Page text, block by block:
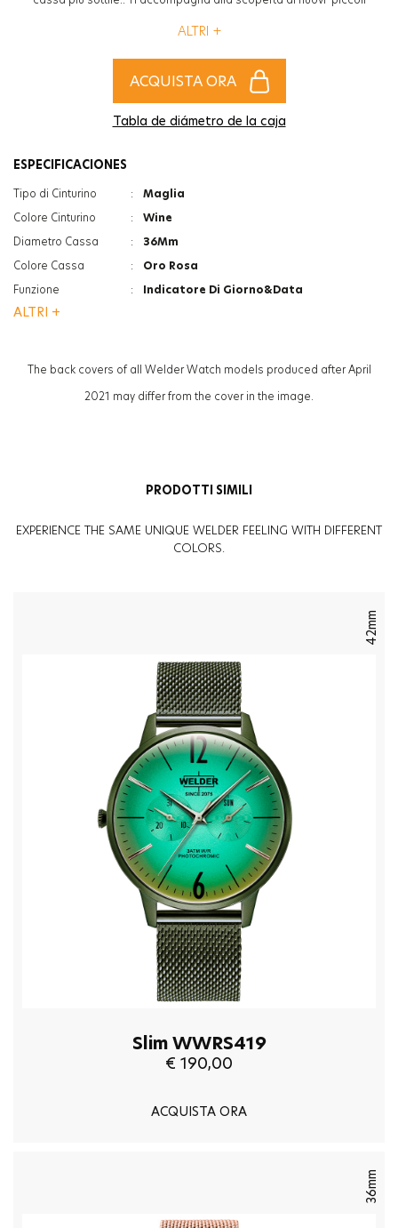
momenti' che, pur occupando un solo istante della tua giornata, hanno
ALTRI +
ACQUISTA ORA
Tabla de diámetro de la caja
ESPECIFICACIONES
Tipo di Cinturino :
Maglia
Colore Cinturino
:
Wine
Diametro Cassa
:
36Mm
Colore Cassa
:
Oro Rosa
Funzione
:
Indicatore Di Giorno&Data
Vetro
Spessore
8.6Mm
ALTRI +
The back covers of all Welder Watch models produced after April
2021 may differ from the cover in the image.
PRODOTTI SIMILI
EXPERIENCE THE SAME UNIQUE WELDER FEELING WITH DIFFERENT
COLORS.
42mm
Slim WWRS419
€ 190,00
ACQUISTA ORA
36mm